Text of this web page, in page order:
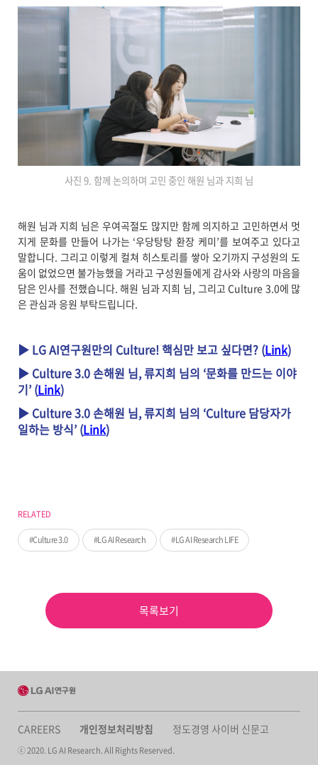
RELATED
Culture 3.0 LG AI Research LG AI Research LIFE
사진 9. 함께 논의하며 고민 중인 해원 님과 지희 님
해원 님과 지희 님은 우여곡절도 많지만 함께 의지하고 고민하면서 멋
지게 문화를 만들어 나가는 ‘우당탕탕 환장 케미’를 보여주고 있다고
말합니다. 그리고 이렇게 컬쳐 히스토리를 쌓아 오기까지 구성원의 도
움이 없었으면 불가능했을 거라고 구성원들에게 감사와 사랑의 마음을
담은 인사를 전했습니다. 해원 님과 지희 님, 그리고 Culture 3.0에 많
은 관심과 응원 부탁드립니다.
▶ LG AI연구원만의 Culture! 핵심만 보고 싶다면? (Link)
▶ Culture 3.0 손해원 님, 류지희 님의 ‘문화를 만드는 이야
기’ (Link)
▶ Culture 3.0 손해원 님, 류지희 님의 ‘Culture 담당자가
일하는 방식’ (Link)
목록보기
CAREERS 개인정보처리방침 정도경영 사이버 신문고
ⓒ 2020. LG AI Research. All Rights Reserved.